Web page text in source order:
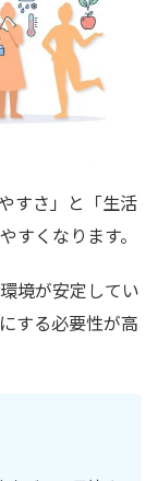
すさ」と「生活
すくなります。
境が安定してい
する必要性が高